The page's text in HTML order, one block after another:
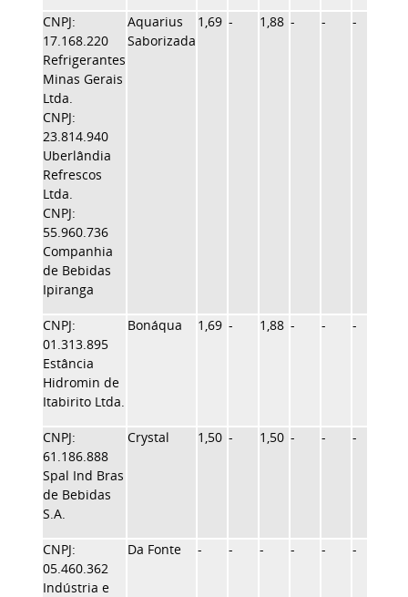
CNPJ:
17.168.220
Refrigerantes
Minas Gerais
Ltda.
CNPJ:
23.814.940
Uberlândia
Refrescos
Ltda.
CNPJ:
55.960.736
Companhia
de Bebidas
Ipiranga
Aquarius
Saborizada
1,69 - 1,88 - - -
CNPJ:
01.313.895
Estância
Hidromin de
Itabirito Ltda.
Bonáqua 1,69 - 1,88 - - -
CNPJ:
61.186.888
Spal Ind Bras
de Bebidas
S.A.
Crystal 1,50 - 1,50 - - -
CNPJ:
05.460.362
Indústria e
Da Fonte - - - - - -